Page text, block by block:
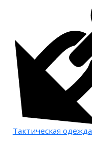
Тактическая одежда